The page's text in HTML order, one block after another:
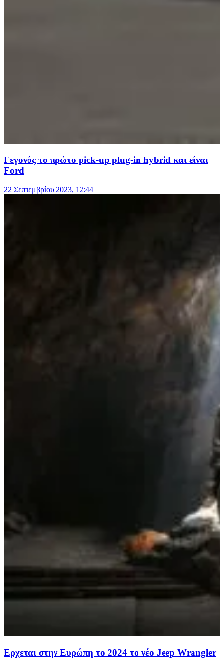
Γεγονός το πρώτο pick-up plug-in hybrid και είναι
Ford
22 Σεπτεμβρίου 2023, 12:44
Ερχεται στην Ευρώπη το 2024 το νέο Jeep Wrangler